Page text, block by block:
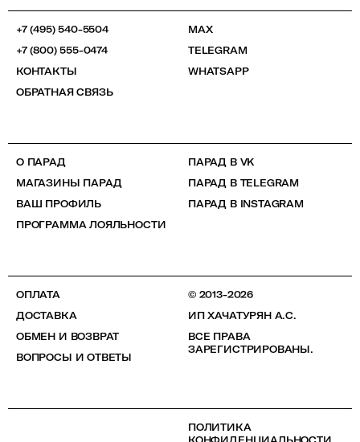
+7 (495) 540-5504
+7 (800) 555-0474
КОНТАКТЫ
ОБРАТНАЯ СВЯЗЬ
MAX
TELEGRAM
WHATSAPP
О ПАРАД
МАГАЗИНЫ ПАРАД
ВАШ ПРОФИЛЬ
ПРОГРАММА ЛОЯЛЬНОСТИ
ПАРАД В VK
ПАРАД В TELEGRAM
ПАРАД В INSTAGRAM
ОПЛАТА
ДОСТАВКА
ОБМЕН И ВОЗВРАТ
ВОПРОСЫ И ОТВЕТЫ
© 2013-2026
ИП ХАЧАТУРЯН А.С.
ВСЕ ПРАВА
ЗАРЕГИСТРИРОВАНЫ.
ПОЛИТИКА